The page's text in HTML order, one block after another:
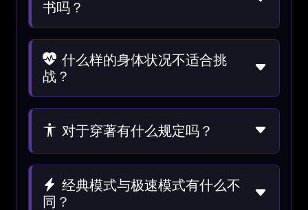
书吗？
什么样的身体状况不适合挑
战？
对于穿著有什么规定吗？
经典模式与极速模式有什么不
同？